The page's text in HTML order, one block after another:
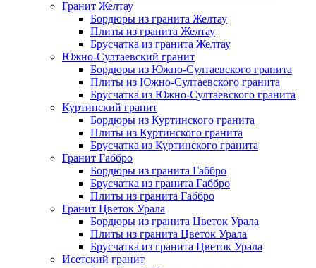
Гранит Желтау
Бордюры из гранита Желтау
Плиты из гранита Желтау
Брусчатка из гранита Желтау
Южно-Султаевский гранит
Бордюры из Южно-Султаевского гранита
Плиты из Южно-Султаевского гранита
Брусчатка из Южно-Султаевского гранита
Куртинский гранит
Бордюры из Куртинского гранита
Плиты из Куртинского гранита
Брусчатка из Куртинского гранита
Гранит Габбро
Бордюры из гранита Габбро
Брусчатка из гранита Габбро
Плиты из гранита Габбро
Гранит Цветок Урала
Бордюры из гранита Цветок Урала
Плиты из гранита Цветок Урала
Брусчатка из гранита Цветок Урала
Исетский гранит